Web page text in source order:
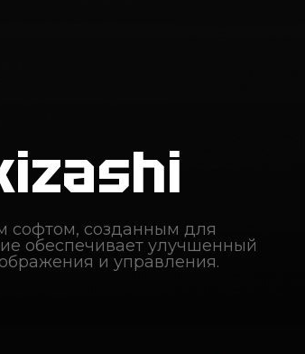
софтом, созданным для
обеспечивает улучшенный
и управления.